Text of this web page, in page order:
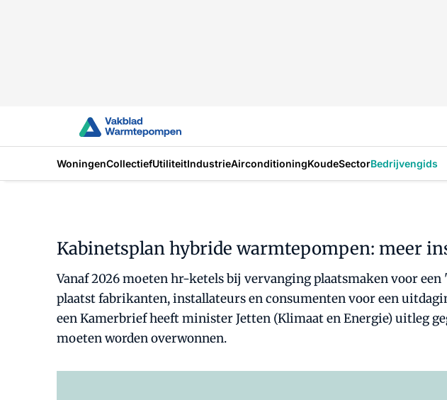
WoningenCollectiefUtiliteitIndustrieAirconditioningKoudeSectorBedrijvengids
Kabinetsplan hybride warmtepompen: meer
Vanaf 2026 moeten hr-ketels bij vervanging plaatsmaken voor
plaatst fabrikanten, installateurs en consumenten voor een
een Kamerbrief heeft minister Jetten (Klimaat en Energie) uitleg
moeten worden overwonnen.